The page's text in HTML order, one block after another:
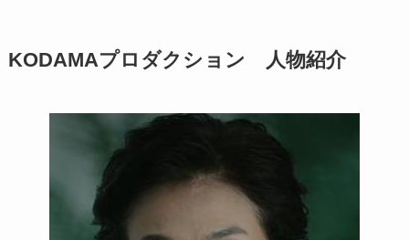
KODAMAプロダクション 人物紹介